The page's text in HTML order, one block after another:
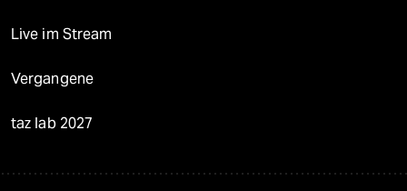
Live im Stream
Vergangene
taz lab 2027